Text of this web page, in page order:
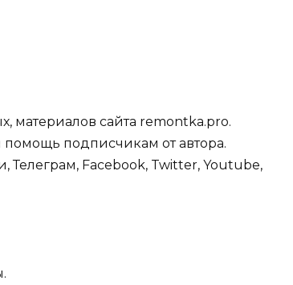
материалов сайта remontka.pro.
подписчикам от автора.
Facebook, Twitter, Youtube,